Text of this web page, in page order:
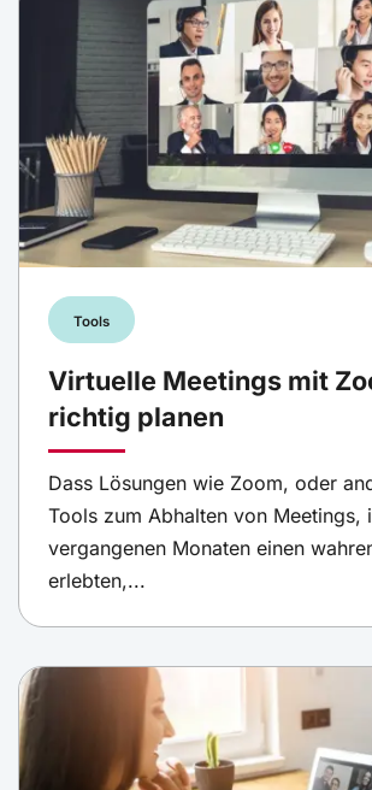
Tools
Virtuelle Meetings mit
richtig planen
Dass Lösungen wie Zoom, oder
Tools zum Abhalten von Meetings,
vergangenen Monaten einen
erlebten,...